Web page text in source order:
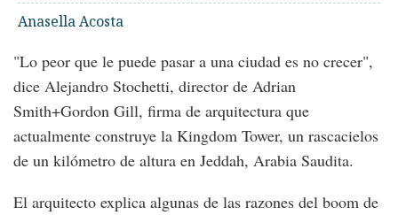
Anasella Acosta
"Lo peor que le puede pasar a una ciudad es no crecer",
dice Alejandro Stochetti, director de Adrian
Smith+Gordon Gill, firma de arquitectura que
actualmente construye la Kingdom Tower, un rascacielos
de un kilómetro de altura en Jeddah, Arabia Saudita.
El arquitecto explica algunas de las razones del boom de